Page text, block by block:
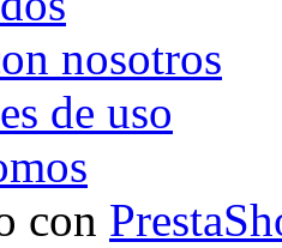
nosotros
de uso
con